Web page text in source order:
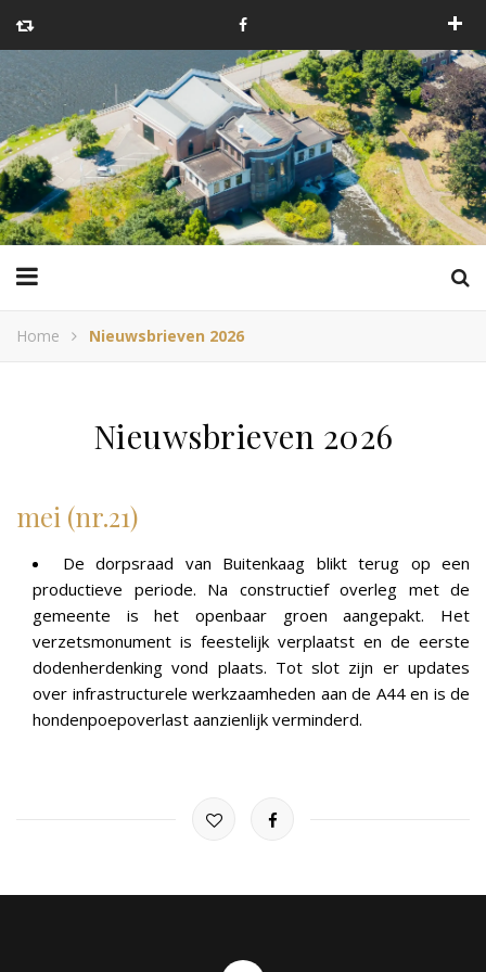
Home Nieuwsbrieven 2026
Nieuwsbrieven 2026
mei (nr.21)
De dorpsraad van Buitenkaag blikt terug op een
productieve periode. Na constructief overleg met de
gemeente is het openbaar groen aangepakt. Het
verzetsmonument is feestelijk verplaatst en de eerste
dodenherdenking vond plaats. Tot slot zijn er updates
over infrastructurele werkzaamheden aan de A44 en is de
hondenpoepoverlast aanzienlijk verminderd.